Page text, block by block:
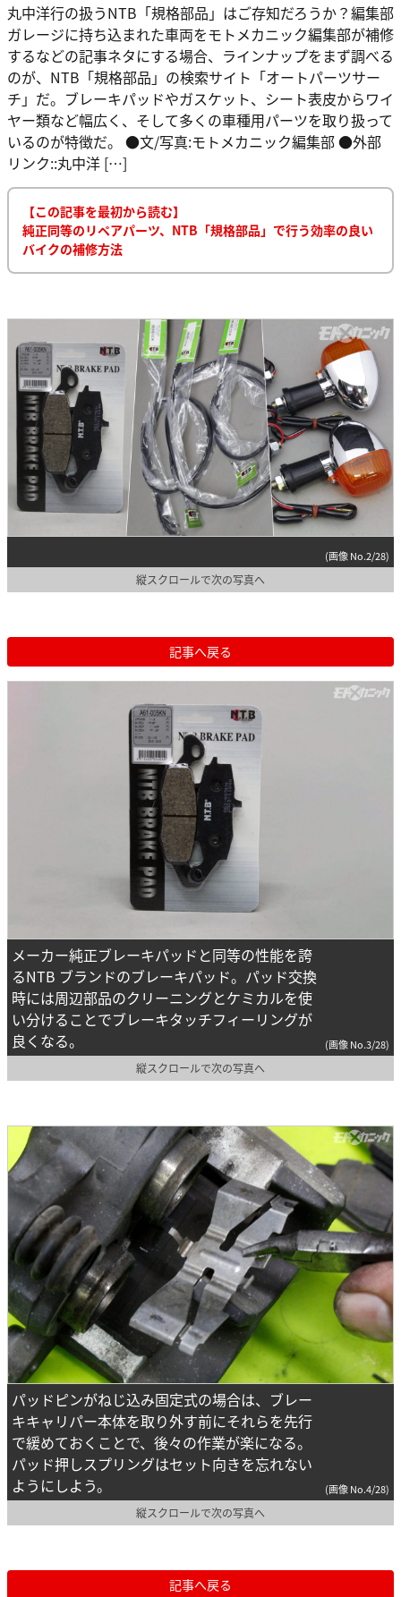
丸中洋行の扱うNTB「規格部品」はご存知だろうか？編集部
ガレージに持ち込まれた車両をモトメカニック編集部が補修
するなどの記事ネタにする場合、ラインナップをまず調べる
のが、NTB「規格部品」の検索サイト「オートパーツサー
チ」だ。ブレーキパッドやガスケット、シート表皮からワイ
ヤー類など幅広く、そして多くの車種用パーツを取り扱って
いるのが特徴だ。 ●文/写真:モトメカニック編集部 ●外部
リンク::丸中洋 […]
【この記事を最初から読む】
純正同等のリペアパーツ、NTB「規格部品」で行う効率の良い
バイクの補修方法
(画像 No.2/28)
縦スクロールで次の写真へ
記事へ戻る
メーカー純正ブレーキパッドと同等の性能を誇
るNTB ブランドのブレーキパッド。パッド交換
時には周辺部品のクリーニングとケミカルを使
い分けることでブレーキタッチフィーリングが
良くなる。
(画像 No.3/28)
縦スクロールで次の写真へ
パッドピンがねじ込み固定式の場合は、ブレー
キキャリパー本体を取り外す前にそれらを先行
で緩めておくことで、後々の作業が楽になる。
パッド押しスプリングはセット向きを忘れない
ようにしよう。
(画像 No.4/28)
縦スクロールで次の写真へ
記事へ戻る